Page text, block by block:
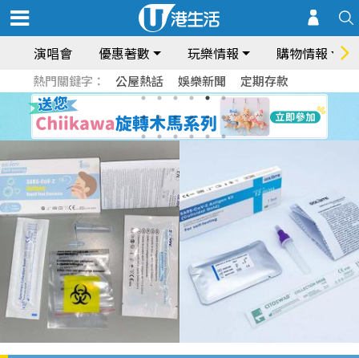
演唱會 優惠著數 玩樂情報 購物情報
熱門關鍵字： 公屋熱話 娛樂新聞 定期存款